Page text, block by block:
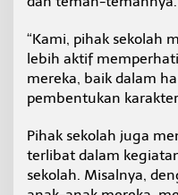
“Kami, pihak sekolah
lebih aktif
mereka, baik dalam
pembentukan
Pihak sekolah juga
terlibat dalam
sekolah. Misalnya,